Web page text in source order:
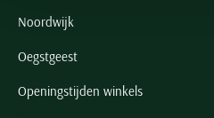
Noordwijk
Oegstgeest
Openingstijden winkels